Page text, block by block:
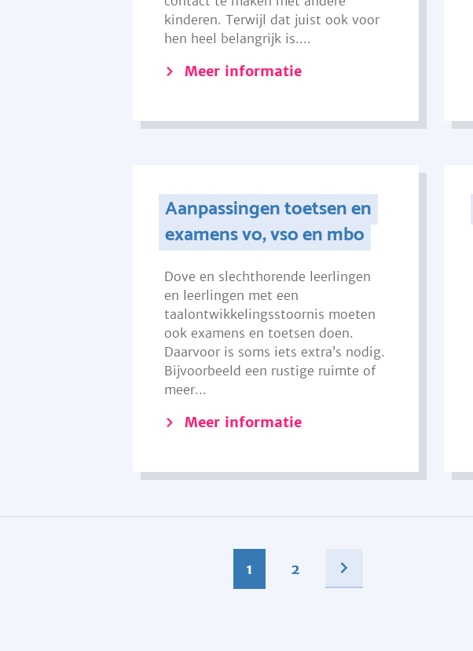
kinderen. Terwijl dat juist ook voor
hen heel belangrijk is....
Meer informatie
Aanpassingen toetsen en
examens vo, vso en mbo
Dove en slechthorende leerlingen
en leerlingen met een
taalontwikkelingsstoornis moeten
ook examens en toetsen doen.
Daarvoor is soms iets extra’s nodig.
Bijvoorbeeld een rustige ruimte of
meer...
Meer informatie
1 2